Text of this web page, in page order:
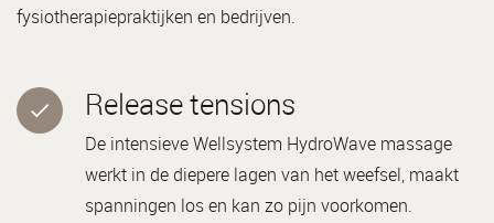
fysiotherapiepraktijken en bedrijven.
Release tensions
De intensieve Wellsystem HydroWave massage
werkt in de diepere lagen van het weefsel, maakt
spanningen los en kan zo pijn voorkomen.